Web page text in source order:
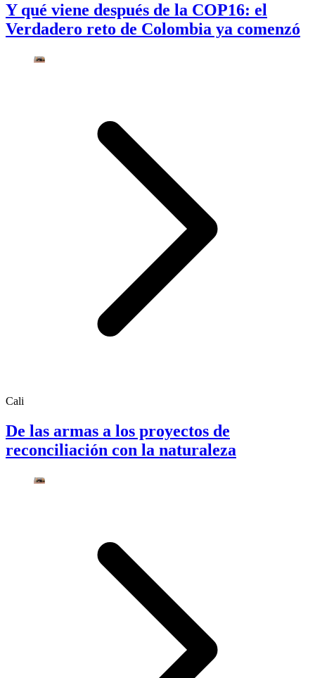
Y qué viene después de la COP16: el
Verdadero reto de Colombia ya comenzó
Cali
De las armas a los proyectos de
reconciliación con la naturaleza